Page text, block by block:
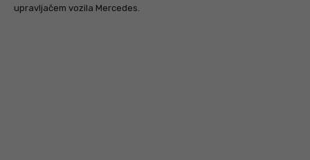
upravljačem vozila Mercedes.